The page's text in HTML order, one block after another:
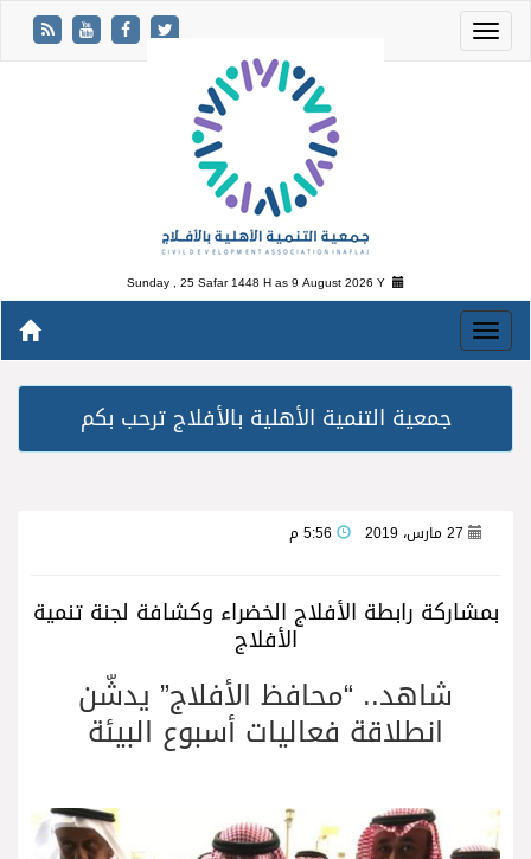
Sunday , 25 Safar 1448 H as9 August 2026 Y
جمعية التنمية الأهلية بالأفلاج ترحب بكم
27 مارس، 2019
بمشاركة رابطة الأفلاج الخضراء وكشافة لجنة تنمية
الأفلاج
شاهد.. “محافظ الأفلاج” يدشّن
انطلاقة فعاليات أسبوع البيئة